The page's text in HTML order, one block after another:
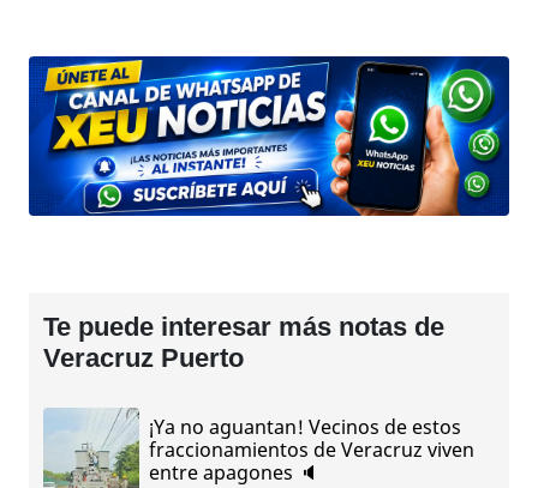
Te puede interesar más notas de
Veracruz Puerto
¡Ya no aguantan! Vecinos de estos
fraccionamientos de Veracruz viven
entre apagones 🔈